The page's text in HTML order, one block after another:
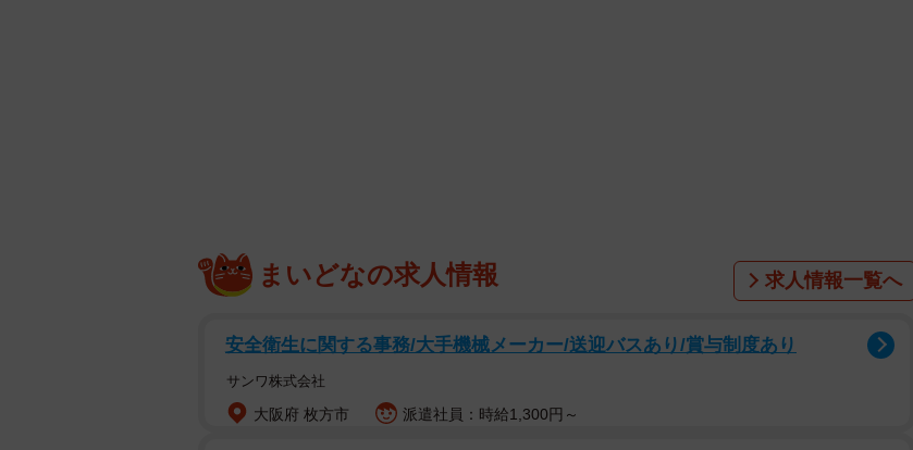
生だけという状況だったそうです。熱心に相談に乗ってくれて、子どもにも優しく接してく
れる塾の先生に対して思わず「こんな方が夫だったら……」という感情を抱いたほどだそう
です。「このままいけば、私たち夫婦は離婚するかも……」友人がそう思いつめていたとき
長く続かなかった先輩の結婚生活
まいどなの求人情報 求人情報一覧へ
安全衛生に関する事務/大手機械メーカー/送迎バスあり/賞与制度あり
サンワ株式会社
大阪府 枚方市 派遣社員：時給1,300円～